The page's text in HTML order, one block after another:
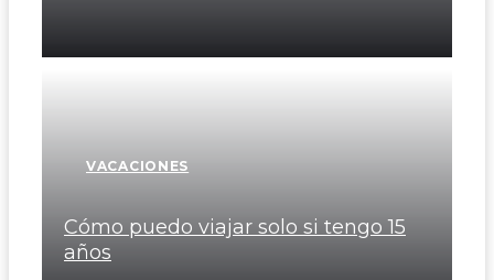
VACACIONES
Cómo puedo viajar solo si tengo 15
años